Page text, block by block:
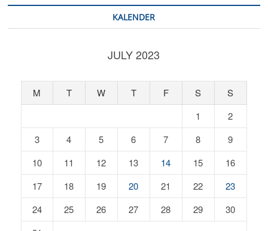
KALENDER
JULY 2023
M T W T F S
S
1
2
3
4 5 6 7 8
9
10
11 12 13 14 15
16
17
18 19 20 21 22
23
24
25 26 27 28 29
30